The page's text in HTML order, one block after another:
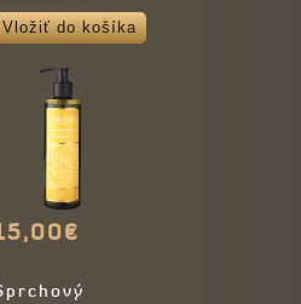
Vložiť do košíka